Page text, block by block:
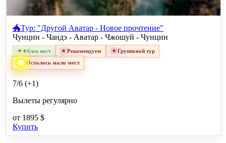
🐲Тур: "Другой Аватар - Новое прочтение"
Чунцин - Чандэ - Аватар - Чжошуй - Чунцин
✈✈блок мест Рекомендуем Групповой тур
Осталось мало мест
7/6 (+1)
Вылеты регулярно
от 1895 $
Купить